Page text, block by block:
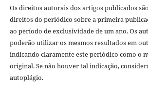
Os direitos autorais dos artigos publicados
direitos do periódico sobre a primeira
ao período de exclusividade de um ano. Os
poderão utilizar os mesmos resultados em
indicando claramente este periódico como o
original. Se não houver tal indicação,
autoplágio.